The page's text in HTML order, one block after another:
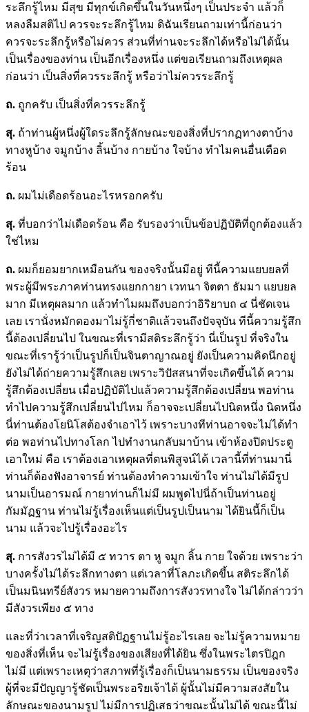
ระลึกรู้ไหม มีสุข มีทุกข์เกิดขึ้นในวันหนึ่งๆ เป็นประจำ แล้วก็
หลงลืมสติไป ควรจะระลึกรู้ไหม ดิฉันเรียนถามเท่านี้ก่อนว่า
ควรจะระลึกรู้หรือไม่ควร ส่วนที่ท่านจะระลึกได้หรือไม่ได้นั้น
เป็นเรื่องของท่าน เป็นอีกเรื่องหนึ่ง แต่ขอเรียนถามถึงเหตุผล
ก่อนว่า เป็นสิ่งที่ควรระลึกรู้ หรือว่าไม่ควรระลึกรู้
ถ. ถูกครับ เป็นสิ่งที่ควรระลึกรู้
สุ. ถ้าท่านผู้หนึ่งผู้ใดระลึกรู้ลักษณะของสิ่งที่ปรากฏทางตาบ้าง
ทางหูบ้าง จมูกบ้าง ลิ้นบ้าง กายบ้าง ใจบ้าง ทำไมคนอื่นเดือด
ร้อน
ถ. ผมไม่เดือดร้อนอะไรหรอกครับ
สุ. ที่บอกว่าไม่เดือดร้อน คือ รับรองว่าเป็นข้อปฏิบัติที่ถูกต้องแล้ว
ใช่ไหม
ถ. ผมก็ยอมยากเหมือนกัน ของจริงนั้นมีอยู่ ทีนี้ความแยบยลที่
พระผู้มีพระภาคท่านทรงแยกกายา เวทนา จิตตา ธัมมา แยบยล
มาก มีเหตุผลมาก แล้วทำไมผมถึงบอกว่าอิริยาบถ ๔ นี่ชัดเจน
เลย เรานั่งหมักดองมาไม่รู้กี่ชาติแล้วจนถึงปัจจุบัน ทีนี้ความรู้สึก
นี้ต้องเปลี่ยนไป ในขณะที่เรามีสติระลึกรู้ว่า นี่เป็นรูป ที่จริงใน
ขณะที่เรารู้ว่าเป็นรูปก็เป็นจินตาญาณอยู่ ยังเป็นความคิดนึกอยู่
ยังไม่ได้ถ่ายความรู้สึกเลย เพราะวิปัสสนาที่จะเกิดขึ้นได้ ความ
รู้สึกต้องเปลี่ยน เมื่อปฏิบัติไปแล้วความรู้สึกต้องเปลี่ยน พอท่าน
ทำไปความรู้สึกเปลี่ยนไปไหม ก็อาจจะเปลี่ยนไปนิดหนึ่ง นิดหนึ่ง
นี่ท่านต้องโยนิโสต้องจำเอาไว้ เพราะบางทีท่านอาจจะไม่ได้ทำ
ต่อ พอท่านไปทางโลก ไปทำงานกลับมาบ้าน เข้าห้องปิดประตู
เอาใหม่ คือ เราต้องเอาเหตุผลที่ตนพิสูจน์ได้ เวลานี้ที่ท่านมานี่
ท่านก็ต้องฟังอาจารย์ ท่านต้องทำความเข้าใจ ท่านไม่ได้มีรูป
นามเป็นอารมณ์ กายาท่านก็ไม่มี ผมพูดไปนี่ถ้าเป็นท่านอยู่
กัมมัฏฐาน ท่านไม่รู้เรื่องเห็นแต่เป็นรูปเป็นนาม ได้ยินนี้ก็เป็น
นาม แล้วจะไปรู้เรื่องอะไร
สุ. การสังวรไม่ได้มี ๕ ทวาร ตา หู จมูก ลิ้น กาย ใจด้วย เพราะว่า
บางครั้งไม่ได้ระลึกทางตา แต่เวลาที่โลภะเกิดขึ้น สติระลึกได้
เป็นมนินทรีย์สังวร หมายความถึงการสังวรทางใจ ไม่ได้กล่าวว่า
มีสังวรเพียง ๕ ทาง
และที่ว่าเวลาที่เจริญสติปัฏฐานไม่รู้อะไรเลย จะไม่รู้ความหมาย
ของสิ่งที่เห็น จะไม่รู้เรื่องของเสียงที่ได้ยิน ซึ่งในพระไตรปิฎก
ไม่มี แต่เพราะเหตุว่าสภาพที่รู้เรื่องก็เป็นนามธรรม เป็นของจริง
ผู้ที่จะมีปัญญารู้ชัดเป็นพระอริยเจ้าได้ ผู้นั้นไม่มีความสงสัยใน
ลักษณะของนามรูป ไม่มีการปฏิเสธว่าขณะนั้นไม่ได้ ขณะนี้ไม่